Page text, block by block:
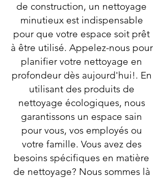
de construction, un nettoyage
minutieux est indispensable
pour que votre espace soit prêt
à être utilisé. Appelez-nous pour
planifier votre nettoyage en
profondeur dès aujourd'hui!. En
utilisant des produits de
nettoyage écologiques, nous
garantissons un espace sain
pour vous, vos employés ou
votre famille. Vous avez des
besoins spécifiques en matière
de nettoyage? Nous sommes là